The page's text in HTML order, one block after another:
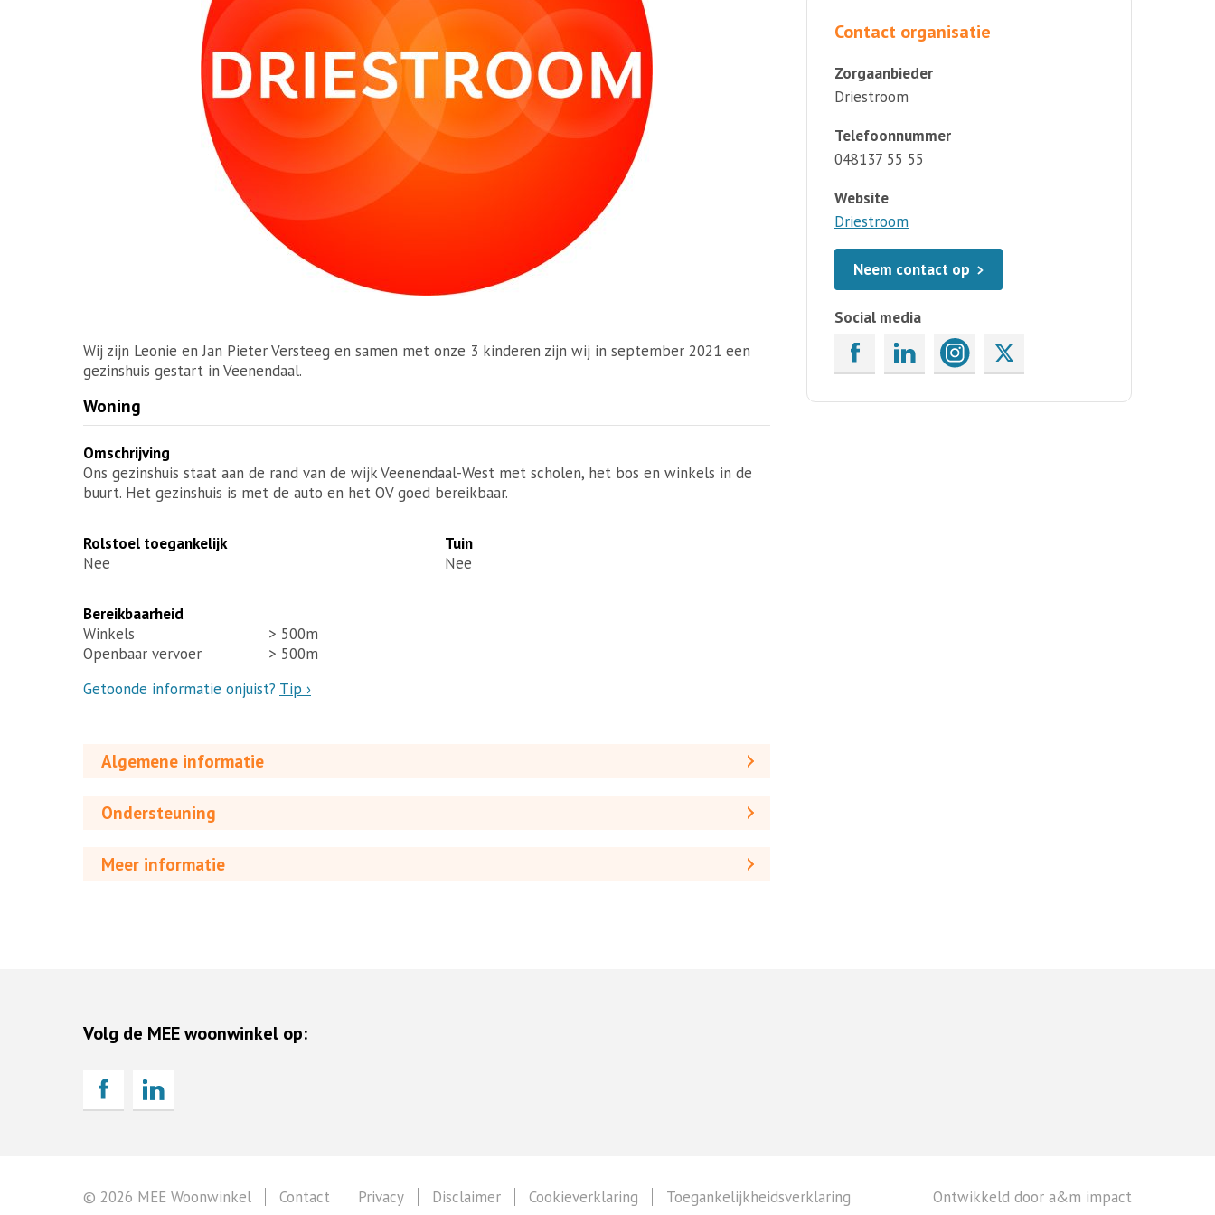
Wij zijn Leonie en Jan Pieter Versteeg en samen met onze 3 kinderen zijn wij in september 2021 een
gezinshuis gestart in Veenendaal.
Woning
Omschrijving
Ons gezinshuis staat aan de rand van de wijk Veenendaal-West met scholen, het bos en winkels in de
buurt. Het gezinshuis is met de auto en het OV goed bereikbaar.
Rolstoel toegankelijk
Nee
Tuin
Nee
Bereikbaarheid
Winkels
> 500m
Openbaar vervoer
> 500m
Getoonde informatie onjuist? Tip ›
Algemene informatie
Ondersteuning
Meer informatie
Contact organisatie
Zorgaanbieder
Driestroom
Telefoonnummer
048137 55 55
Website
Driestroom
Neem contact op
Social media
Volg de MEE woonwinkel op:
© 2026 MEE Woonwinkel Ontwikkeld door a&m impact
Contact Privacy Disclaimer Cookieverklaring Toegankelijkheidsverklaring